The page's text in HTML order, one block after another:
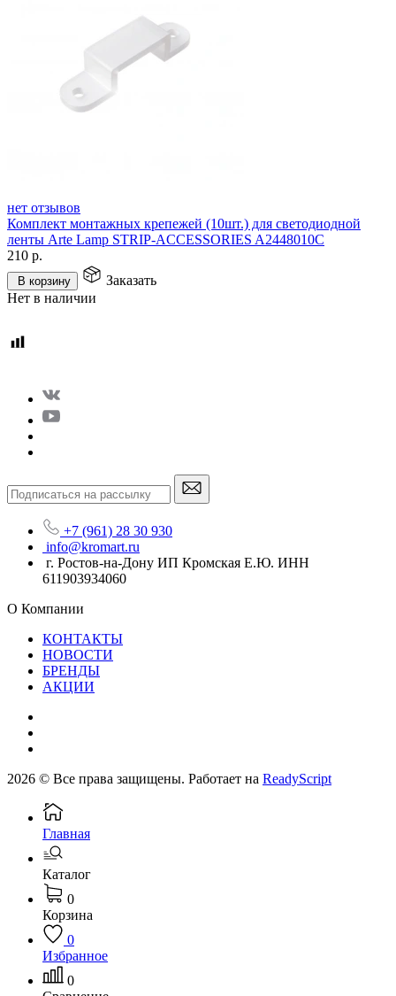
нет отзывов
Комплект монтажных крепежей (10шт.) для светодиодной
ленты Arte Lamp STRIP-ACCESSORIES A2448010C
210 р.
В корзину
Заказать
Нет в наличии
+7 (961) 28 30 930
info@kromart.ru
г. Ростов-на-Дону ИП Кромская Е.Ю. ИНН
611903934060
О Компании
КОНТАКТЫ
НОВОСТИ
БРЕНДЫ
АКЦИИ
2026 © Все права защищены. Работает на ReadyScript
Главная
Каталог
0
Корзина
0
Избранное
0